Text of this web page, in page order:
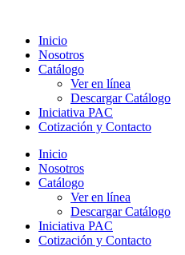
Inicio
Nosotros
Catálogo
Ver en línea
Descargar Catálogo
Iniciativa PAC
Cotización y Contacto
Inicio
Nosotros
Catálogo
Ver en línea
Descargar Catálogo
Iniciativa PAC
Cotización y Contacto